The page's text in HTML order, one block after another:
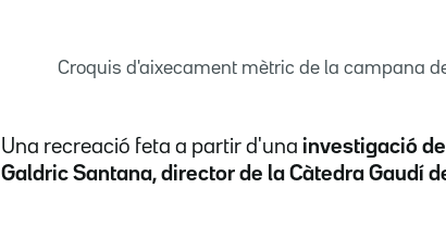
Croquis d'aixecament mètric de la campana
Una recreació feta a partir d'una investigació
Galdric Santana, director de la Càtedra Gaudí